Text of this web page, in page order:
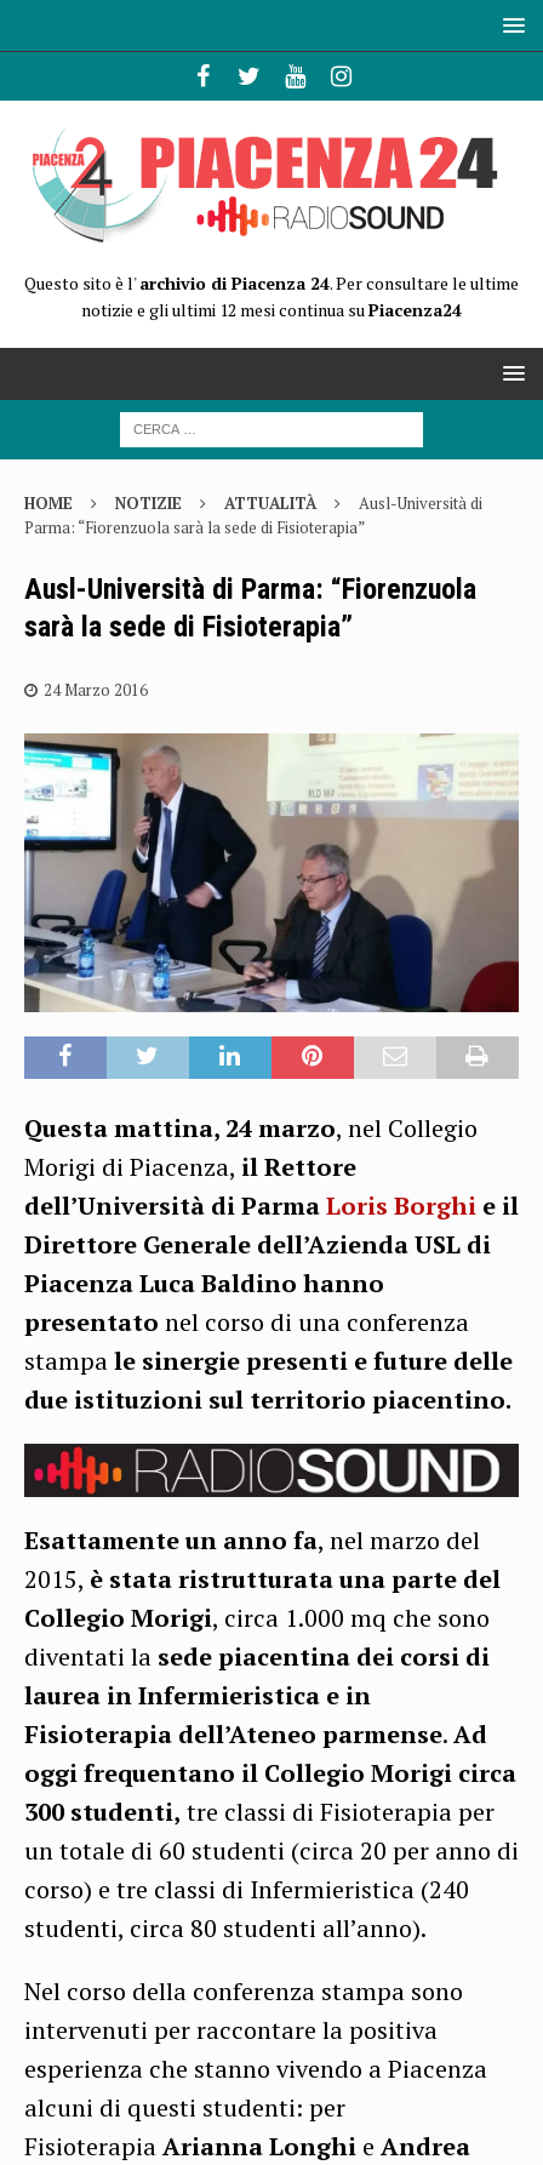
Questo sito è l'archivio di Piacenza 24. Per consultare le ultime
notizie e gli ultimi 12 mesi continua suPiacenza24
HOME NOTIZIE ATTUALITÀ
Ausl-Università di
Parma: “Fiorenzuola sarà la sede di Fisioterapia”
Ausl-Università di Parma: “Fiorenzuola
sarà la sede di Fisioterapia”
24 Marzo 2016
Questa mattina, 24 marzo, nel Collegio
Morigi di Piacenza, il Rettore
dell’Università di ParmaLoris Borghi e il
Direttore Generale dell’Azienda USL di
Piacenza Luca Baldino hanno
presentato nel corso di una conferenza
stampale sinergie presenti e future delle
due istituzioni sul territorio piacentino.
Esattamente un anno fa, nel marzo del
2015, è stata ristrutturata una parte del
Collegio Morigi, circa 1.000 mq che sono
diventati la sede piacentina dei corsi di
laurea in Infermieristica e in
Fisioterapia dell’Ateneo parmense.Ad
oggi frequentano il Collegio Morigi circa
300 studenti, tre classi di Fisioterapia per
un totale di 60 studenti (circa 20 per anno di
corso) e tre classi di Infermieristica (240
studenti, circa 80 studenti all’anno).
Nel corso della conferenza stampa sono
intervenuti per raccontare la positiva
esperienza che stanno vivendo a Piacenza
alcuni di questi studenti: per
FisioterapiaArianna Longhi e Andrea